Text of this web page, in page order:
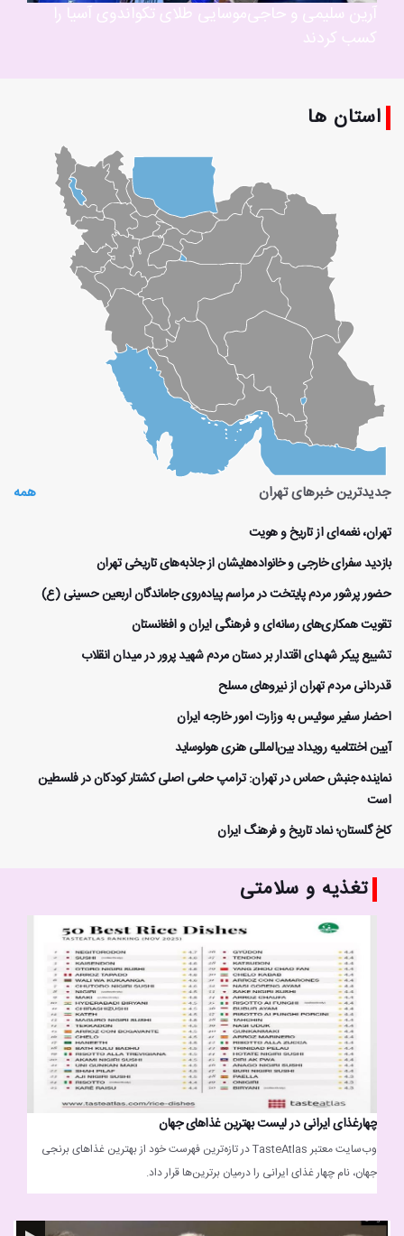
آرین سلیمی و حاجی‌موسایی طلای تکواندوی آسیا را
کسب کردند
استان ها
جدیدترین خبرهایتهران همه
تهران، نغمه‌ای از تاریخ و هویت
بازدید سفرای خارجی و خانواده‌هایشان از جاذبه‌های تاریخی تهران
حضور پرشور مردم پایتخت در مراسم پیاده‌روی جاماندگان اربعین حسینی (ع)
تقویت همکاری‌های رسانه‌ای و فرهنگی ایران و افغانستان
تشییع پیکر شهدای اقتدار بر دستان مردم شهید پرور در میدان انقلاب
قدردانی مردم تهران از نیروهای مسلح
احضار سفیر سوئیس به وزارت امور خارجه ایران
آیین اختتامیه رویداد بین‌المللی هنری هولوساید
نماینده جنبش حماس در تهران: ترامپ حامی اصلی کشتار کودکان در فلسطین
است
کاخ گلستان؛ نماد تاریخ و فرهنگ ایران
تغذیه و سلامتی
چهارغذای ایرانی در لیست بهترین غذاهای جهان
وب‌سایت معتبر TasteAtlas در تازه‌ترین فهرست خود از بهترین غذاهای برنجی
جهان، نام چهار غذای ایرانی را درمیان برترین‌ها قرار داد.